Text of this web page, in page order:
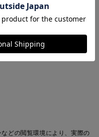
どの閲覧環境により、実際の